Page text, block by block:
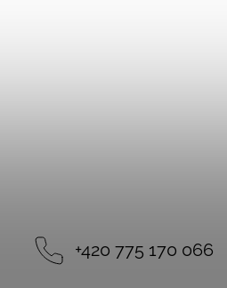
+420 775 170 066